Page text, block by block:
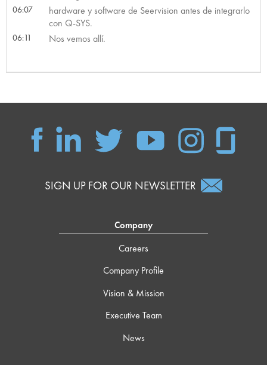
06:07
hardware y software de Seervision antes de integrarlo
con Q-SYS.
06:11 Nos vemos allí.
SIGN UP FOR OUR NEWSLETTER
Company
Careers
Company Profile
Vision & Mission
Executive Team
News